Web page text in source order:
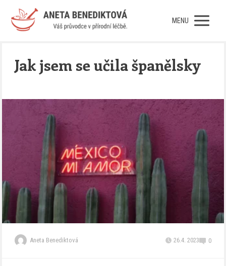
MENU
Jak jsem se učila španělsky
Aneta Benediktová 26.4. 2023 0